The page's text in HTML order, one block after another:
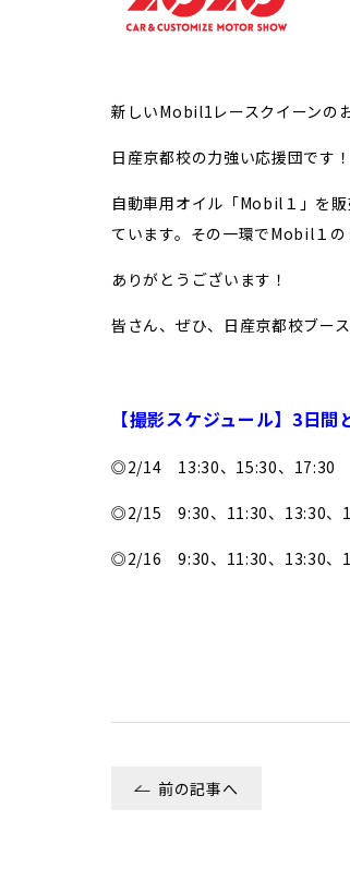
新しいMobil1レースクイーンの
日産京都校の力強い応援団です！
自動車用オイル「Mobil１」を
ています。その一環でMobil１
ありがとうございます！
皆さん、ぜひ、日産京都校ブー
【撮影スケジュール】3日
◎2/14 13:30、15:30、17:30
◎2/15 9:30、11:30、13:30、
◎2/16 9:30、11:30、13:30、
前の記事へ